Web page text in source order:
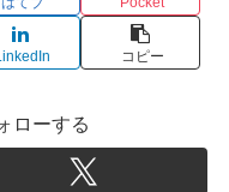
コピー
ローする